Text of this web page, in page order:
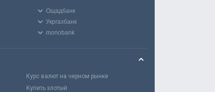
Ощадбанк
Укргазбанк
monobank
Курс валют на черном рынке
Купить злотый